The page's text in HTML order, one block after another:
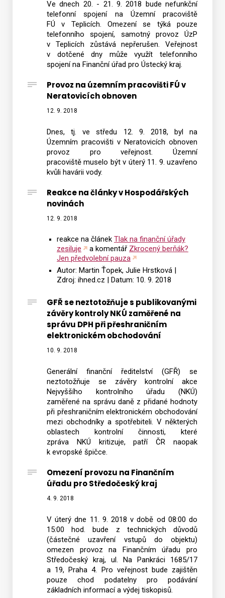
Ve dnech 20. - 21. 9. 2018 bude nefunkční
telefonní spojení na Územní pracoviště
FÚ v Teplicích. Omezení se týká pouze
telefonního spojení, samotný provoz ÚzP
v Teplicích zůstává nepřerušen. Veřejnost
v dotčené dny může využít telefonního
spojení na Finanční úřad pro Ústecký kraj.
Provoz na územním pracovišti FÚ v
Neratovicích obnoven
12. 9. 2018
Dnes, tj. ve středu 12. 9. 2018, byl na
Územním pracovišti v Neratovicích obnoven
provoz pro veřejnost. Územní
pracoviště muselo být v úterý 11. 9. uzavřeno
kvůli havárii vody.
Reakce na články v Hospodářských
novinách
12. 9. 2018
reakce na článek Tlak na finanční úřady
zesiluje
a komentář Zkrocený berňák?
Jen předvolební pauza
Autor: Martin Ťopek, Julie Hrstková |
Zdroj: ihned.cz | Datum: 10. 9. 2018
GFŘ se neztotožňuje s publikovanými
závěry kontroly NKÚ zaměřené na
správu DPH při přeshraničním
elektronickém obchodování
10. 9. 2018
Generální finanční ředitelství (GFŘ) se
neztotožňuje se závěry kontrolní akce
Nejvyššího kontrolního úřadu (NKÚ)
zaměřené na správu daně z přidané hodnoty
při přeshraničním elektronickém obchodování
mezi obchodníky a spotřebiteli. V některých
oblastech kontrolní činnosti, které
zpráva NKÚ kritizuje, patří ČR naopak
k evropské špičce.
Omezení provozu na Finančním
úřadu pro Středočeský kraj
4. 9. 2018
V úterý dne 11. 9. 2018 v době od 08:00 do
15:00 hod. bude z technických důvodů
(částečné uzavření vstupů do objektu)
omezen provoz na Finančním úřadu pro
Středočeský kraj, ul. Na Pankráci 1685/17
a 19, Praha 4. Pro veřejnost bude zajištěn
pouze chod podatelny pro podávání
základních informací a výdej tiskopisů.